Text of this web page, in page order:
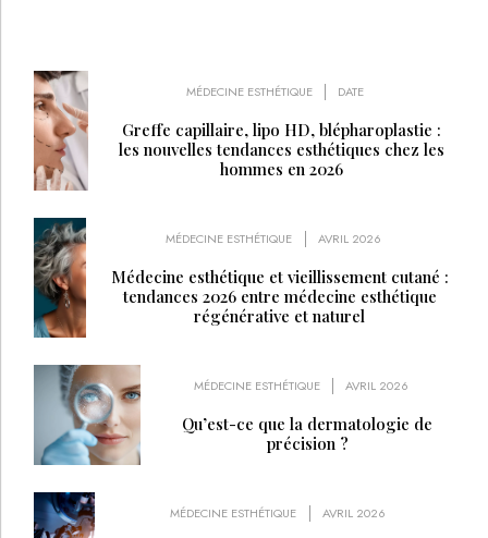
MÉDECINE ESTHÉTIQUE DATE
Greffe capillaire, lipo HD, blépharoplastie :
les nouvelles tendances esthétiques chez les
hommes en 2026
MÉDECINE ESTHÉTIQUE AVRIL 2026
Médecine esthétique et vieillissement cutané :
tendances 2026 entre médecine esthétique
régénérative et naturel
MÉDECINE ESTHÉTIQUE AVRIL 2026
Qu’est-ce que la dermatologie de
précision ?
MÉDECINE ESTHÉTIQUE AVRIL 2026